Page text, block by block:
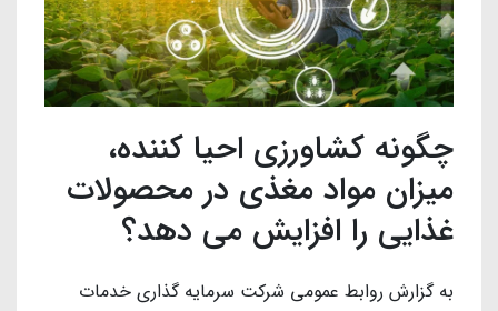
چگونه کشاورزی احیا کننده،
میزان مواد مغذی در محصولات
غذایی را افزایش می دهد؟
به گزارش روابط عمومی شرکت سرمایه گذاری خدمات